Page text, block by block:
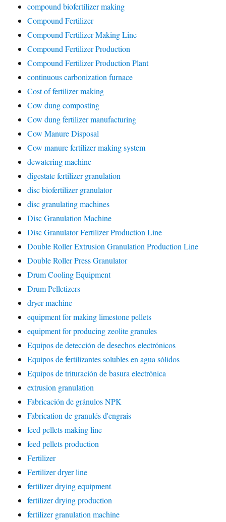
compound biofertilizer making
Compound Fertilizer
Compound Fertilizer Making Line
Compound Fertilizer Production
Compound Fertilizer Production Plant
continuous carbonization furnace
Cost of fertilizer making
Cow dung composting
Cow dung fertilizer manufacturing
Cow Manure Disposal
Cow manure fertilizer making system
dewatering machine
digestate fertilizer granulation
disc biofertilizer granulator
disc granulating machines
Disc Granulation Machine
Disc Granulator Fertilizer Production Line
Double Roller Extrusion Granulation Production Line
Double Roller Press Granulator
Drum Cooling Equipment
Drum Pelletizers
dryer machine
equipment for making limestone pellets
equipment for producing zeolite granules
Equipos de detección de desechos electrónicos
Equipos de fertilizantes solubles en agua sólidos
Equipos de trituración de basura electrónica
extrusion granulation
Fabricación de gránulos NPK
Fabrication de granulés d'engrais
feed pellets making line
feed pellets production
Fertilizer
Fertilizer dryer line
fertilizer drying equipment
fertilizer drying production
fertilizer granulation machine